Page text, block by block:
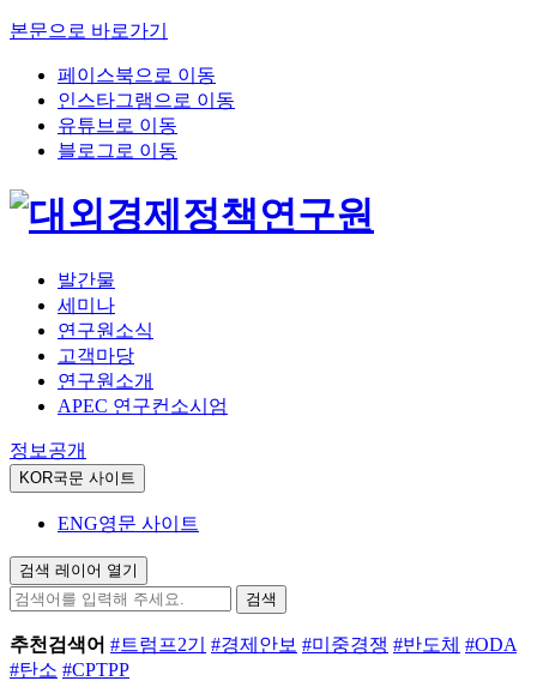
본문으로 바로가기
페이스북으로 이동
인스타그램으로 이동
유튜브로 이동
블로그로 이동
발간물
세미나
연구원소식
고객마당
연구원소개
APEC 연구컨소시엄
정보공개
KOR국문 사이트
ENG영문 사이트
검색 레이어 열기
검색
추천검색어 #트럼프2기 #경제안보 #미중경쟁 #반도체 #ODA
#탄소 #CPTPP